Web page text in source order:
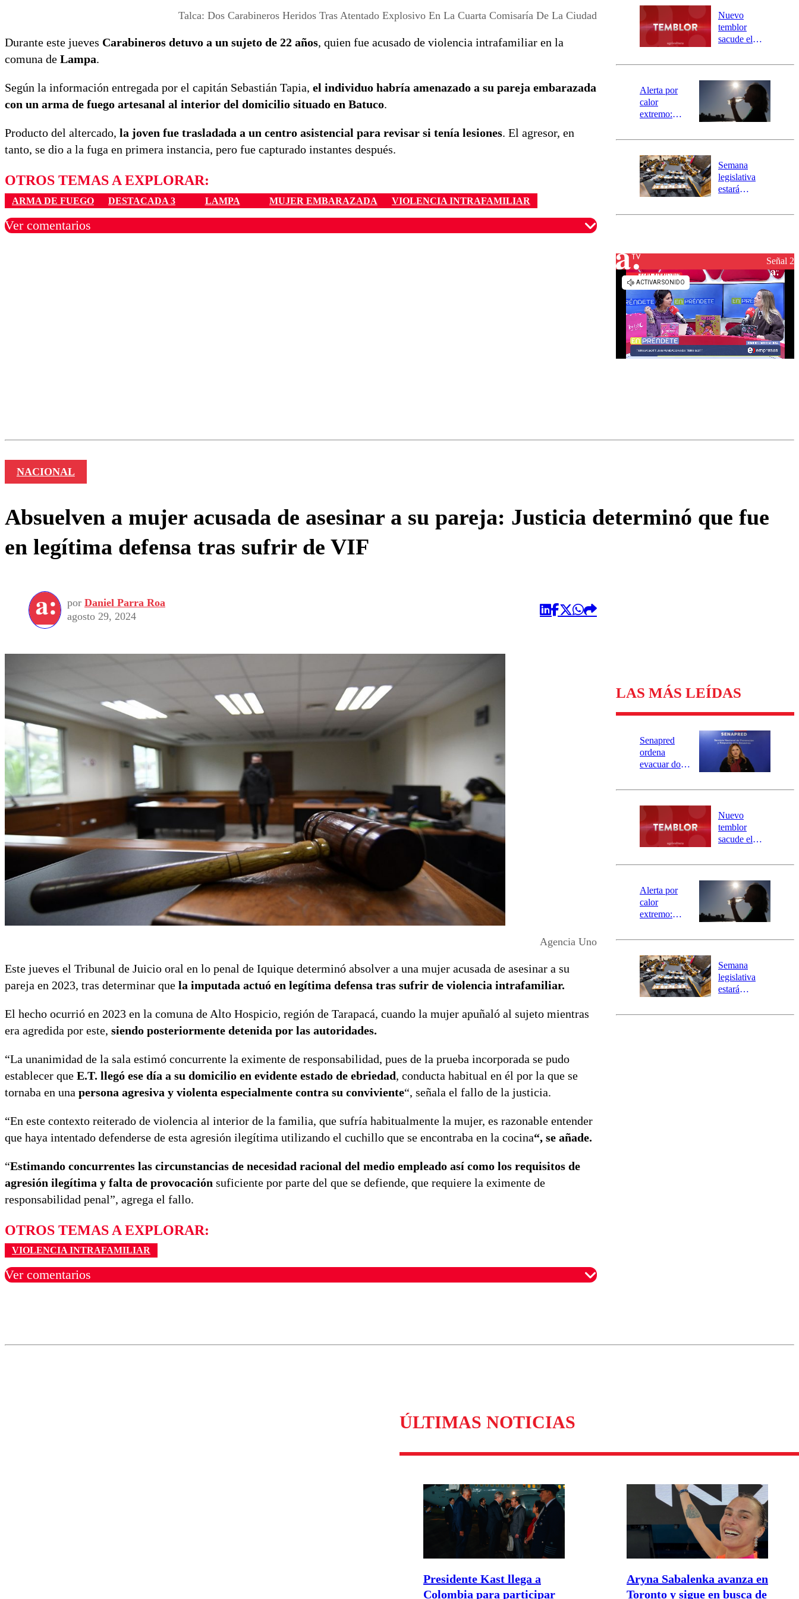
Talca: Dos Carabineros Heridos Tras Atentado Explosivo En La Cuarta Comisaría De La Ciudad
Durante este jueves Carabineros detuvo a un sujeto de 22 años, quien fue acusado de violencia intrafamiliar en la
comuna de Lampa.
Según la información entregada por el capitán Sebastián Tapia, el individuo habría amenazado a su pareja embarazada
con un arma de fuego artesanal al interior del domicilio situado en Batuco.
Producto del altercado, la joven fue trasladada a un centro asistencial para revisar si tenía lesiones. El agresor, en
tanto, se dio a la fuga en primera instancia, pero fue capturado instantes después.
OTROS TEMAS A EXPLORAR:
ARMA DE FUEGO DESTACADA 3 LAMPA MUJER EMBARAZADA VIOLENCIA INTRAFAMILIAR
Ver comentarios
río Damas:
activa
mensajería
SAE
Nuevo
temblor
sacude el
revisa la
epicentro
Alerta por
calor
extremo:
activa Alerta
Preventiva en
tres comunas
Semana
legislativa
estará
el fin de la
reconstrucciónSeñal 2
NACIONAL
Absuelven a mujer acusada de asesinar a su pareja: Justicia determinó que fue
en legítima defensa tras sufrir de VIF
por Daniel Parra Roa
agosto 29, 2024
Agencia Uno
Este jueves el Tribunal de Juicio oral en lo penal de Iquique determinó absolver a una mujer acusada de asesinar a su
pareja en 2023, tras determinar que la imputada actuó en legítima defensa tras sufrir de violencia intrafamiliar.
El hecho ocurrió en 2023 en la comuna de Alto Hospicio, región de Tarapacá, cuando la mujer apuñaló al sujeto mientras
era agredida por este, siendo posteriormente detenida por las autoridades.
“La unanimidad de la sala estimó concurrente la eximente de responsabilidad, pues de la prueba incorporada se pudo
establecer que E.T. llegó ese día a su domicilio en evidente estado de ebriedad, conducta habitual en él por la que se
tornaba en una persona agresiva y violenta especialmente contra su conviviente“, señala el fallo de la justicia.
“En este contexto reiterado de violencia al interior de la familia, que sufría habitualmente la mujer, es razonable entender
que haya intentado defenderse de esta agresión ilegítima utilizando el cuchillo que se encontraba en la cocina“, se añade.
“Estimando concurrentes las circunstancias de necesidad racional del medio empleado así como los requisitos de
agresión ilegítima y falta de provocación suficiente por parte del que se defiende, que requiere la eximente de
responsabilidad penal”, agrega el fallo.
OTROS TEMAS A EXPLORAR:
VIOLENCIA INTRAFAMILIAR
Ver comentarios
LAS MÁS LEÍDAS
Senapred
ordena
evacuar dos
Carahue por
río Damas:
activa
mensajería
SAE
Nuevo
temblor
sacude el
revisa la
epicentro
Alerta por
calor
extremo:
activa Alerta
Preventiva en
tres comunas
Semana
legislativa
estará
el fin de la
ÚLTIMAS NOTICIAS
Presidente Kast llega a
Colombia para participar
Aryna Sabalenka avanza en
Toronto y sigue en busca de